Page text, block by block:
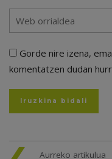
Gorde nire izena,
komentatzen dudan
Aurreko artikulua